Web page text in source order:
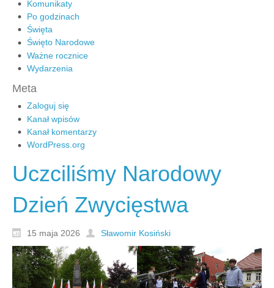
Komunikaty
Po godzinach
Święta
Święto Narodowe
Ważne rocznice
Wydarzenia
Meta
Zaloguj się
Kanał wpisów
Kanał komentarzy
WordPress.org
Uczciliśmy Narodowy
Dzień Zwycięstwa
15 maja 2026 Sławomir Kosiński